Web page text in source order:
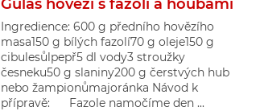
Guláš hovězí s fazolí a houbami
Ingredience: 600 g předního hovězího
masa150 g bílých fazolí70 g oleje150 g
cibulesůlpepř5 dl vody3 stroužky
česneku50 g slaniny200 g čerstvých hub
nebo žampionůmajoránka Návod k
přípravě: Fazole namočíme den ...